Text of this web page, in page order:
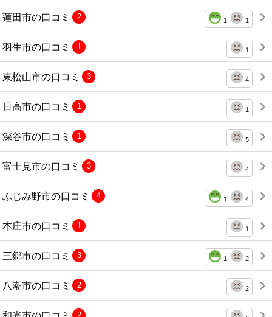
蓮田市の口コミ 1 1
2
羽生市の口コミ 1
1
東松山市の口コミ 4
3
日高市の口コミ 1
1
深谷市の口コミ 5
1
富士見市の口コミ 4
3
ふじみ野市の口コミ 1 4
4
本庄市の口コミ 1
1
三郷市の口コミ 1 2
3
八潮市の口コミ 2
2
2